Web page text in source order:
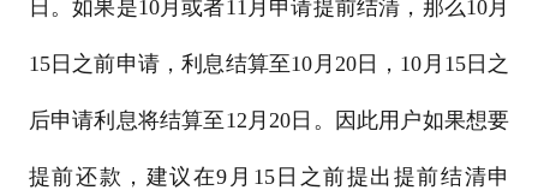
日。如果是10月或者11月申请提前结清，那么10月
15日之前申请，利息结算至10月20日，10月15日之
后申请利息将结算至12月20日。因此用户如果想要
提前还款，建议在9月15日之前提出提前结清申